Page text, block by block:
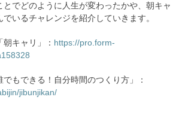
とでどのように人生が変わったかや、朝キャ
いるチャレンジを紹介していきます。
キャリ」： https://pro.form-
もできる！自分時間のつくり方」：
jibunjikan/